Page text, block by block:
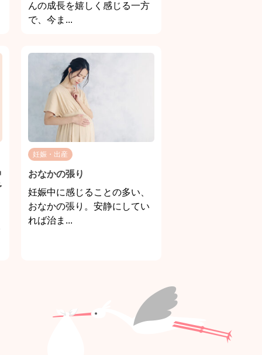
んの成長を嬉しく感じる一方
で、今ま...
妊娠・出産
おなかの張り
妊娠中に感じることの多い、
おなかの張り。安静にしてい
れば治ま...